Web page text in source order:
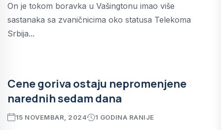
On je tokom boravka u Vašingtonu imao više
sastanaka sa zvaničnicima oko statusa Telekoma
Srbija...
Cene goriva ostaju nepromenjene
narednih sedam dana
15 NOVEMBAR, 2024 1 GODINA RANIJE